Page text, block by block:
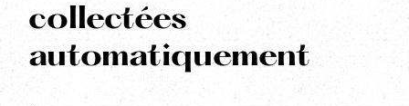
collectées
automatiquement